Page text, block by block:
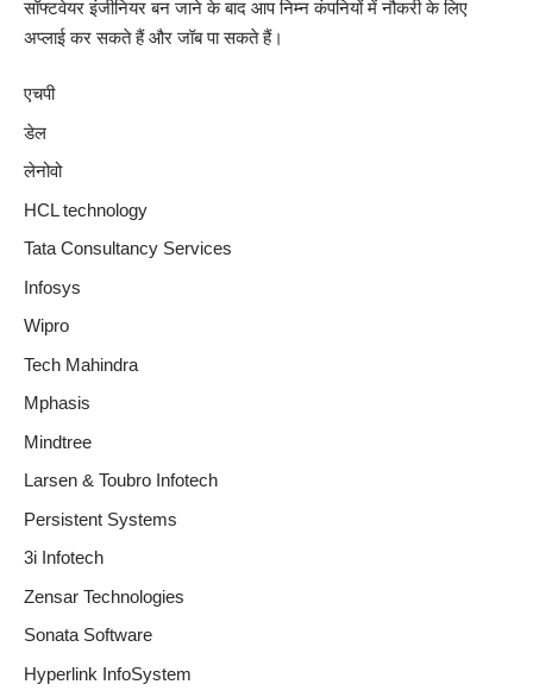
सॉफ्टवेयर इंजीनियर बन जाने के बाद आप निम्न कंपनियों में नौकरी के लिए
अप्लाई कर सकते हैं और जॉब पा सकते हैं।
एचपी
डेल
लेनोवो
HCL technology
Tata Consultancy Services
Infosys
Wipro
Tech Mahindra
Mphasis
Mindtree
Larsen & Toubro Infotech
Persistent Systems
3i Infotech
Zensar Technologies
Sonata Software
Hyperlink InfoSystem